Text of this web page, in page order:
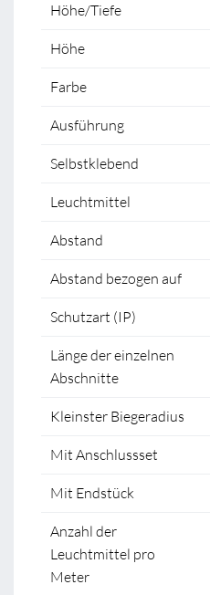
Höhe/Tiefe
Höhe
Farbe
Ausführung
Selbstklebend
Leuchtmittel
Abstand
Abstand bezogen auf
Schutzart (IP)
Länge der einzelnen
Abschnitte
Kleinster Biegeradius
Mit Anschlussset
Mit Endstück
Anzahl der
Leuchtmittel pro
Meter